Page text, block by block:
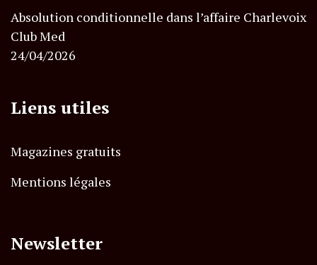
Absolution conditionnelle dans l’affaire Charlevoix
Club Med
24/04/2026
Liens utiles
Magazines gratuits
Mentions légales
Newsletter